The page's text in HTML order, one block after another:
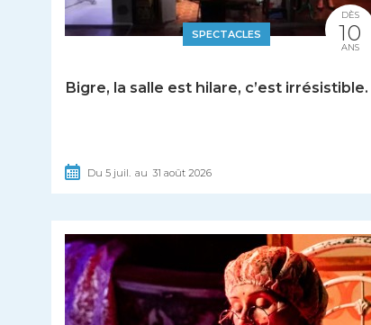
SPECTACLES
Bigre, la salle est hilare, c’est irrésistible.
Du 5 juil. au 31 août2026
DÈS
10
ANS